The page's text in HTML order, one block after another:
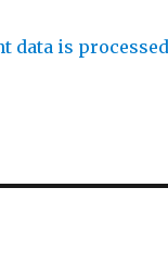
data is processed